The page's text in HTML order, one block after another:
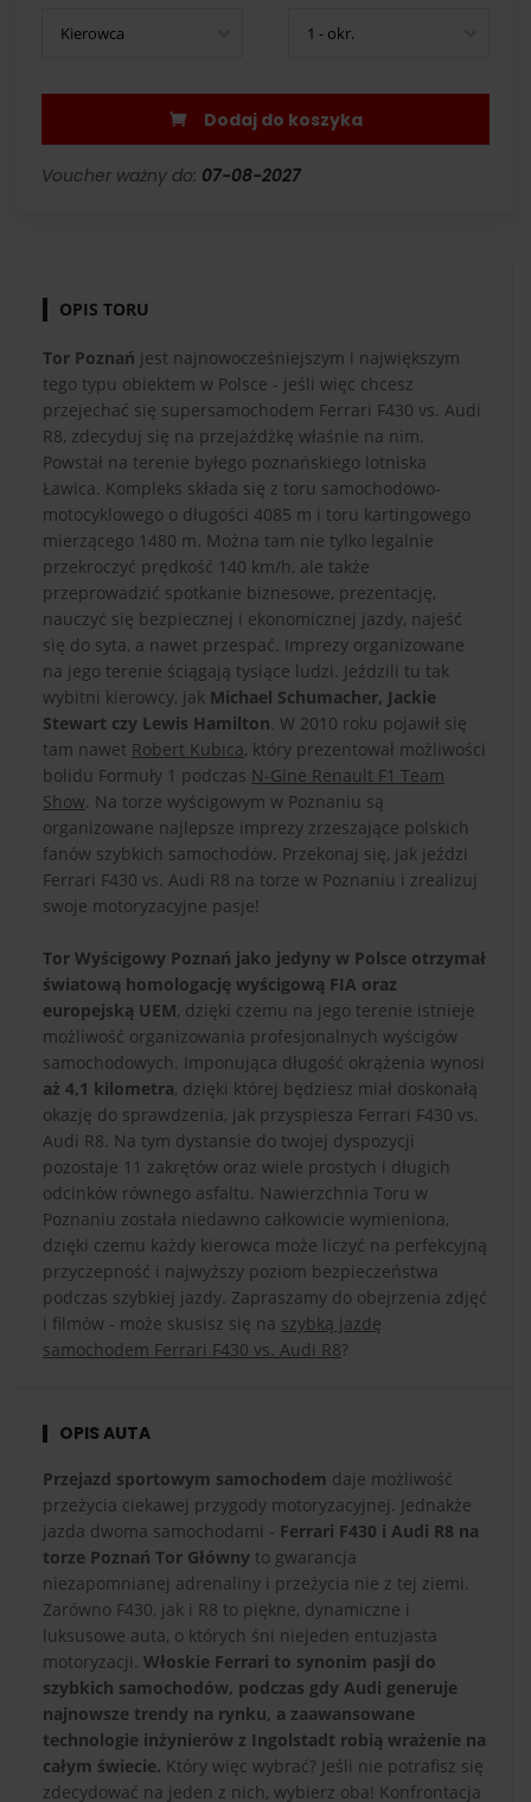
Kierowca 1 - okr.
Dodaj do koszyka
Voucher ważny do: 07-08-2027
OPIS TORU
Tor Poznań jest najnowocześniejszym i największym
tego typu obiektem w Polsce - jeśli więc chcesz
przejechać się supersamochodem Ferrari F430 vs. Audi
R8, zdecyduj się na przejażdżkę właśnie na nim.
Powstał na terenie byłego poznańskiego lotniska
Ławica. Kompleks składa się z toru samochodowo-
motocyklowego o długości 4085 m i toru kartingowego
mierzącego 1480 m. Można tam nie tylko legalnie
przekroczyć prędkość 140 km/h, ale także
przeprowadzić spotkanie biznesowe, prezentację,
nauczyć się bezpiecznej i ekonomicznej jazdy, najeść
się do syta, a nawet przespać. Imprezy organizowane
na jego terenie ściągają tysiące ludzi. Jeździli tu tak
wybitni kierowcy, jak Michael Schumacher, Jackie
Stewart czy Lewis Hamilton. W 2010 roku pojawił się
tam nawet Robert Kubica, który prezentował możliwości
bolidu Formuły 1 podczas N-Gine Renault F1 Team
Show. Na torze wyścigowym w Poznaniu są
organizowane najlepsze imprezy zrzeszające polskich
fanów szybkich samochodów. Przekonaj się, jak jeździ
Ferrari F430 vs. Audi R8 na torze w Poznaniu i zrealizuj
swoje motoryzacyjne pasje!
Tor Wyścigowy Poznań jako jedyny w Polsce otrzymał
światową homologację wyścigową FIA oraz
europejską UEM, dzięki czemu na jego terenie istnieje
możliwość organizowania profesjonalnych wyścigów
samochodowych. Imponująca długość okrążenia wynosi
aż 4,1 kilometra, dzięki której będziesz miał doskonałą
okazję do sprawdzenia, jak przyspiesza Ferrari F430 vs.
Audi R8. Na tym dystansie do twojej dyspozycji
pozostaje 11 zakrętów oraz wiele prostych i długich
odcinków równego asfaltu. Nawierzchnia Toru w
Poznaniu została niedawno całkowicie wymieniona,
dzięki czemu każdy kierowca może liczyć na perfekcyjną
przyczepność i najwyższy poziom bezpieczeństwa
podczas szybkiej jazdy. Zapraszamy do obejrzenia zdjęć
i filmów - może skusisz się na szybką jazdę
samochodem Ferrari F430 vs. Audi R8?
OPIS AUTA
Przejazd sportowym samochodem daje możliwość
przeżycia ciekawej przygody motoryzacyjnej. Jednakże
jazda dwoma samochodami - Ferrari F430 i Audi R8 na
torze Poznań Tor Główny to gwarancja
niezapomnianej adrenaliny i przeżycia nie z tej ziemi.
Zarówno F430, jak i R8 to piękne, dynamiczne i
luksusowe auta, o których śni niejeden entuzjasta
motoryzacji. Włoskie Ferrari to synonim pasji do
szybkich samochodów, podczas gdy Audi generuje
najnowsze trendy na rynku, a zaawansowane
technologie inżynierów z Ingolstadt robią wrażenie na
całym świecie. Który więc wybrać? Jeśli nie potrafisz się
zdecydować na jeden z nich, wybierz oba! Konfrontacja